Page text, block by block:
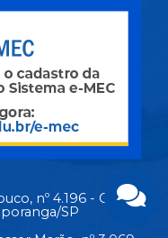
nº 4.196 - Centro -
SP